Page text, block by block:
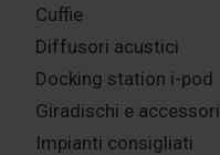
Cuffie
Diffusori acustici
Docking station i-pod
Giradischi e accessori
Impianti consigliati